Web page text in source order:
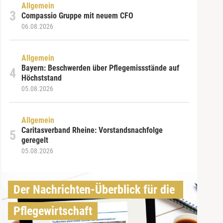
Allgemein
Compassio Gruppe mit neuem CFO
06.08.2026
Allgemein
Bayern: Beschwerden über Pflegemissstände auf
Höchststand
05.08.2026
Allgemein
Caritasverband Rheine: Vorstandsnachfolge
geregelt
05.08.2026
Der Nachrichten-Überblick für die
Pflegewirtschaft